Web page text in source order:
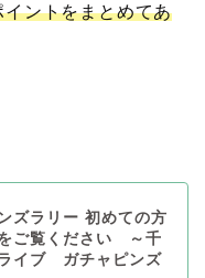
ントをまとめてあ
ズラリー 初めての方
ご覧ください ～千
イブ ガチャピンズ